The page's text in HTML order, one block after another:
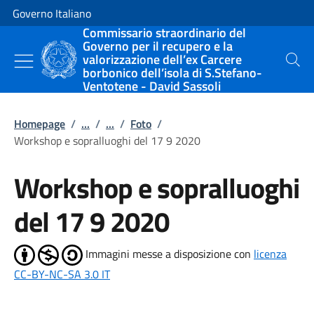
Vai al contenuto
Vai alla navigazione del sito
Governo Italiano
Commissario straordinario del
Governo per il recupero e la
valorizzazione dell’ex Carcere
borbonico dell’isola di S.Stefano-
Ventotene - David Sassoli
Cerca
Homepage / ... / ... / Foto /
Workshop e sopralluoghi del 17 9 2020
Workshop e sopralluoghi
del 17 9 2020
Immagini messe a disposizione con licenza
CC-BY-NC-SA 3.0 IT